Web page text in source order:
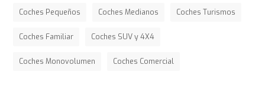
Coches Pequeños Coches Medianos Coches Turismos
Coches Familiar Coches SUV y 4X4
Coches Monovolumen Coches Comercial